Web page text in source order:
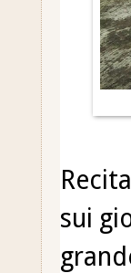
sui